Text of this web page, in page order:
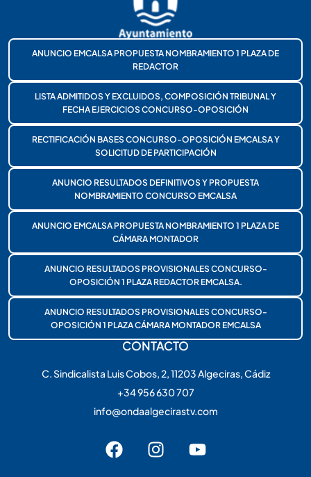
ANUNCIO EMCALSA PROPUESTA NOMBRAMIENTO 1 PLAZA DE
REDACTOR
LISTA ADMITIDOS Y EXCLUIDOS, COMPOSICIÓN TRIBUNAL Y
FECHA EJERCICIOS CONCURSO-OPOSICIÓN
RECTIFICACIÓN BASES CONCURSO-OPOSICIÓN EMCALSA Y
SOLICITUD DE PARTICIPACIÓN
ANUNCIO RESULTADOS DEFINITIVOS Y PROPUESTA
NOMBRAMIENTO CONCURSO EMCALSA
ANUNCIO EMCALSA PROPUESTA NOMBRAMIENTO 1 PLAZA DE
CÁMARA MONTADOR
ANUNCIO RESULTADOS PROVISIONALES CONCURSO-
OPOSICIÓN 1 PLAZA REDACTOR EMCALSA.
ANUNCIO RESULTADOS PROVISIONALES CONCURSO-
OPOSICIÓN 1 PLAZA CÁMARA MONTADOR EMCALSA
CONTACTO
C. Sindicalista Luis Cobos, 2, 11203 Algeciras, Cádiz
+34 956 630 707
info@ondaalgecirastv.com